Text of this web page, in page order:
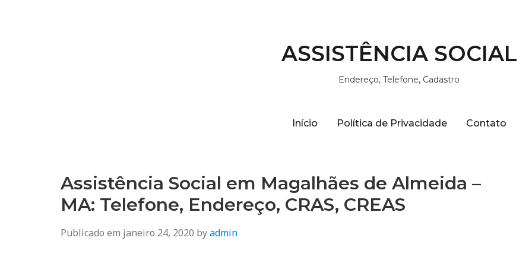
ASSISTÊNCIA SOCIAL
Endereço, Telefone, Cadastro
Início Política de Privacidade Contato
Assistência Social em Magalhães de Almeida –
MA: Telefone, Endereço, CRAS, CREAS
Publicado em janeiro 24, 2020 byadmin